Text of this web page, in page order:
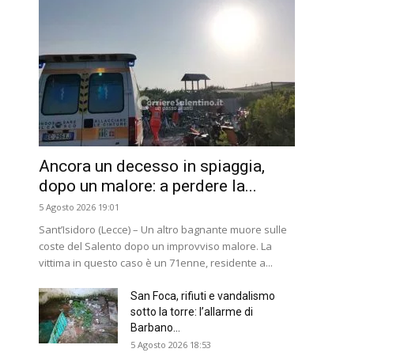
Ancora un decesso in spiaggia,
dopo un malore: a perdere la...
5 Agosto 2026 19:01
Sant’Isidoro (Lecce) – Un altro bagnante muore sulle
coste del Salento dopo un improvviso malore. La
vittima in questo caso è un 71enne, residente a...
San Foca, rifiuti e vandalismo
sotto la torre: l’allarme di
Barbano...
5 Agosto 2026 18:53